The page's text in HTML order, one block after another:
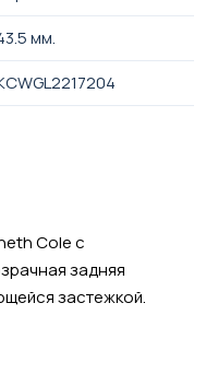
мм.
Cole с
задняя
застежкой.